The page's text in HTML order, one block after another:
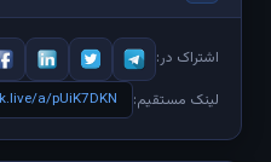
اشتراک در:
لینک مستقیم: a/pUiK7DKN